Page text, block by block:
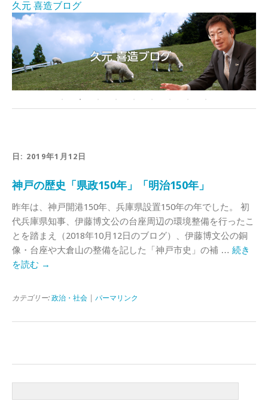
久元 喜造ブログ
日: 2019年1月12日
神戸の歴史「県政150年」「明治150年」
昨年は、神戸開港150年、兵庫県設置150年の年でした。 初
代兵庫県知事、伊藤博文公の台座周辺の環境整備を行ったこ
とを踏まえ（2018年10月12日のブログ）、伊藤博文公の銅
像・台座や大倉山の整備を記した「神戸市史」の補 … 続き
を読む →
カテゴリー: 政治・社会 パーマリンク